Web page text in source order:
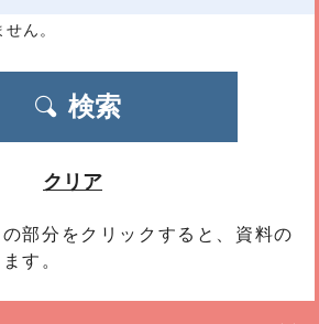
ん。
検索
クリア
部分をクリックすると、資料の
す。